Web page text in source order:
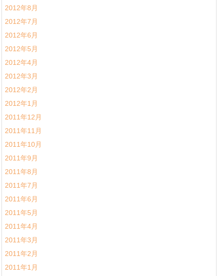
2012年8月
2012年7月
2012年6月
2012年5月
2012年4月
2012年3月
2012年2月
2012年1月
2011年12月
2011年11月
2011年10月
2011年9月
2011年8月
2011年7月
2011年6月
2011年5月
2011年4月
2011年3月
2011年2月
2011年1月